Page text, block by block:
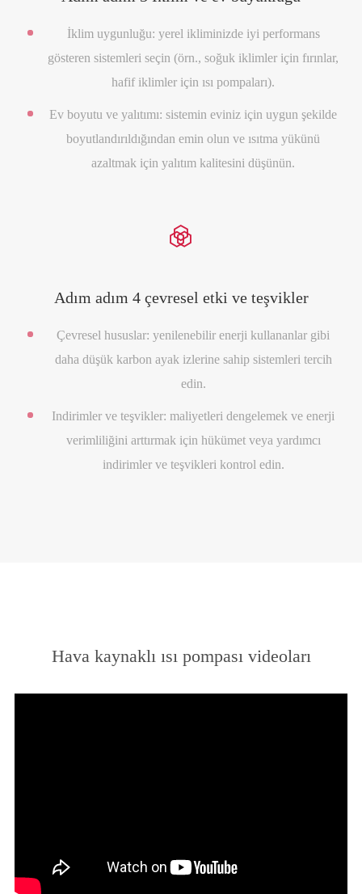
İklim uygunluğu: yerel ikliminizde iyi performans
gösteren sistemleri seçin (örn., soğuk iklimler için fırınlar,
hafif iklimler için ısı pompaları).
Ev boyutu ve yalıtımı: sistemin eviniz için uygun şekilde
boyutlandırıldığından emin olun ve ısıtma yükünü
azaltmak için yalıtım kalitesini düşünün.

Adım adım 4 çevresel etki ve teşvikler
Çevresel hususlar: yenilenebilir enerji kullananlar gibi
daha düşük karbon ayak izlerine sahip sistemleri tercih
edin.
Indirimler ve teşvikler: maliyetleri dengelemek ve enerji
verimliliğini arttırmak için hükümet veya yardımcı
indirimler ve teşvikleri kontrol edin.
Hava kaynaklı ısı pompası videoları